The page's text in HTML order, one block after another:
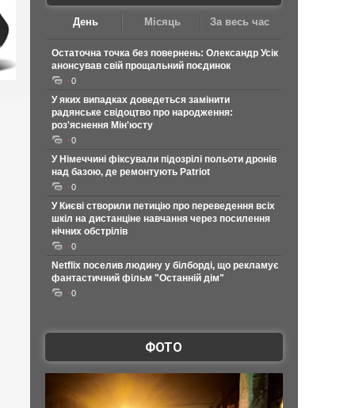
День Місяць За весь час
Остаточна точка без повернень: Олександр Усік
анонсував свій прощальний поєдинок
0
У яких випадках доведеться замінити
радянське свідоцтво про народження:
роз'яснення Мін'юсту
0
У Німеччині фіксували підозрілі польоти дронів
над базою, де ремонтують Patriot
0
У Києві створили петицію про переведення всіх
шкіл на дистанціне навчання через посилення
нічних обстрілів
0
Netflix поселив людину у білборді, що рекламує
фантастичний фільм "Останній дім"
0
ФОТО